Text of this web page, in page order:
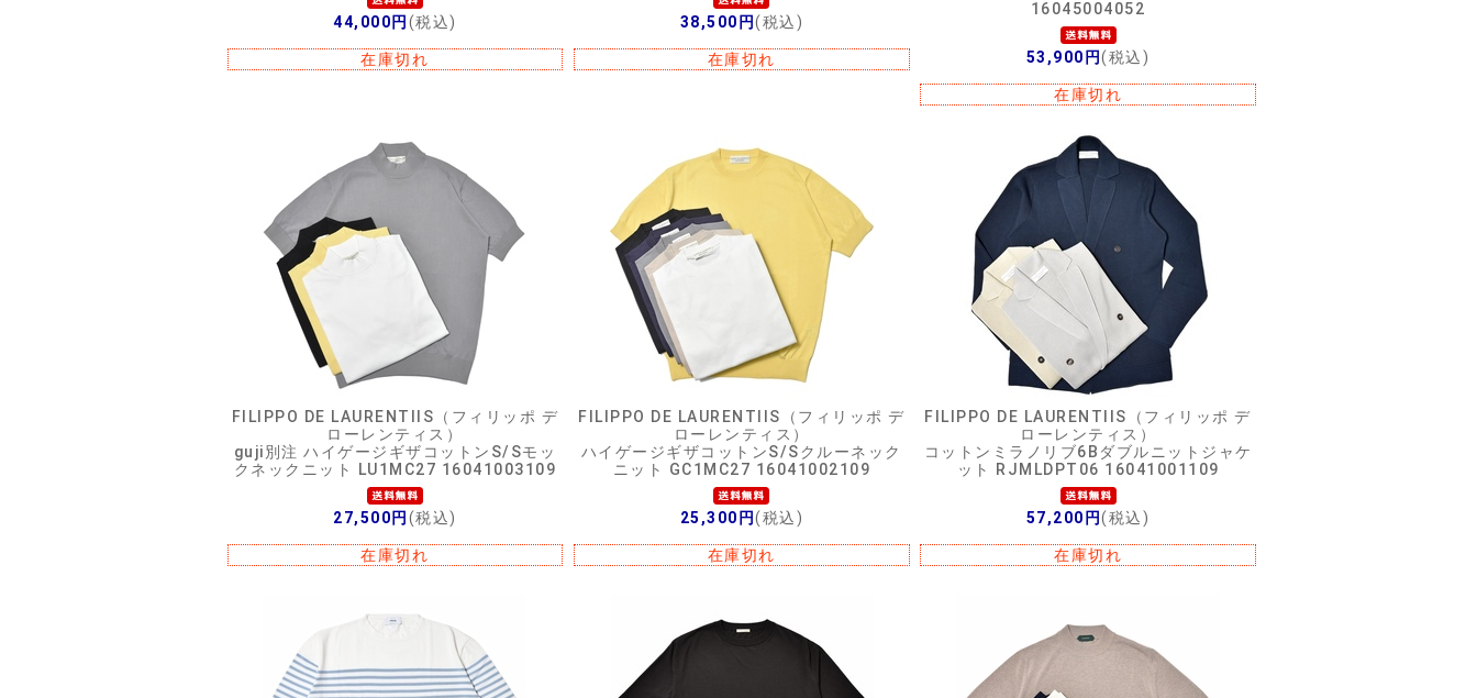
44,000円 (税込)
在庫切れ
38,500円(税込)
在庫切れ
16045004052
53,900円(税込)
在庫切れ
FILIPPO DE LAURENTIIS（フィリッポ デ
ローレンティス）
guji別注 ハイゲージギザコットンS/Sモッ
クネックニット LU1MC27 16041003109
27,500円 (税込)
在庫切れ
FILIPPO DE LAURENTIIS（フィリッポ デ
ローレンティス）
ハイゲージギザコットンS/Sクルーネック
ニット GC1MC27 16041002109
25,300円(税込)
在庫切れ
FILIPPO DE LAURENTIIS（フィリッポ デ
ローレンティス）
コットンミラノリブ6Bダブルニットジャケ
ット RJMLDPT06 16041001109
57,200円(税込)
在庫切れ